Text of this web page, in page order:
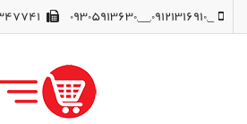
_,09121316910,__,09305913630